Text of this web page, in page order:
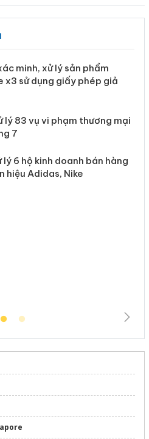
xác minh, xử lý sản phẩm
Care x3 sử dụng giấy phép
tháng 7